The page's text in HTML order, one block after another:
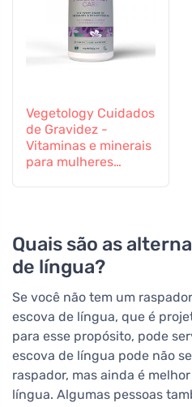
Vegetology Cuidados
de Gravidez -
Vitaminas e minerais
para mulheres
Quais são as
de língua?
Se você não tem um
escova de língua, que é
para esse propósito, pode
escova de língua pode não
raspador, mas ainda é
língua. Algumas pessoas